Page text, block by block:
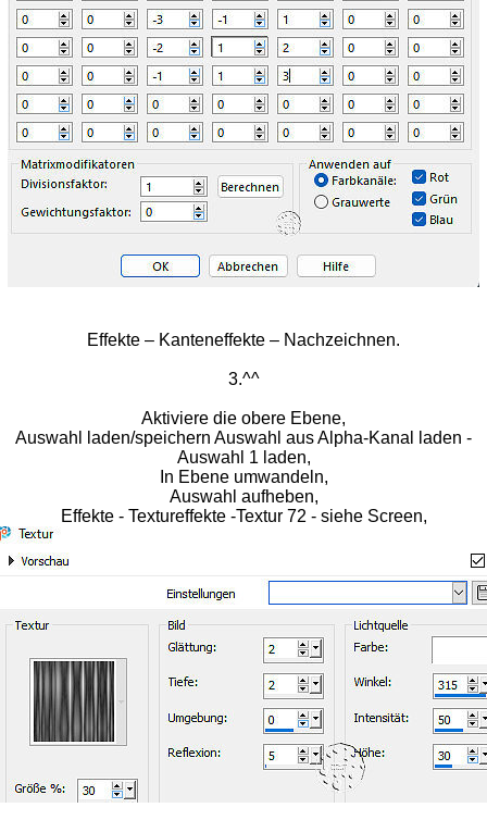
Effekte – Kanteneffekte – Nachzeichnen.
3.^^
Aktiviere die obere Ebene,
Auswahl laden/speichern Auswahl aus Alpha-Kanal laden -
Auswahl 1 laden,
In Ebene umwandeln,
Auswahl aufheben,
Effekte - Textureffekte -Textur 72 - siehe Screen,